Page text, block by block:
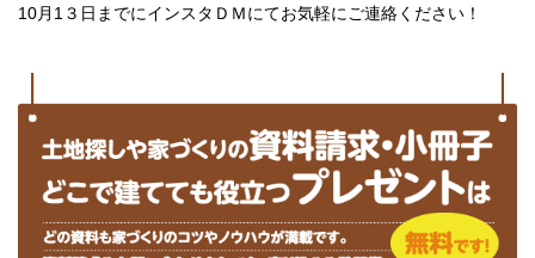
10月1３日までにインスタＤＭにてお気軽にご連絡ください！